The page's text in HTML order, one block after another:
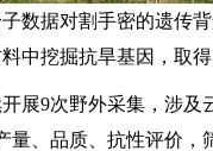
数据对割手密的遗传
中挖掘抗旱基因，取
展9次野外采集，涉
、品质、抗性评价